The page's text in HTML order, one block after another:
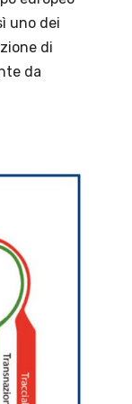
uno dei
di
da